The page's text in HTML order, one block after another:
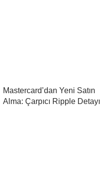
Mastercard’dan Yeni Satın
Alma: Çarpıcı Ripple Detayı